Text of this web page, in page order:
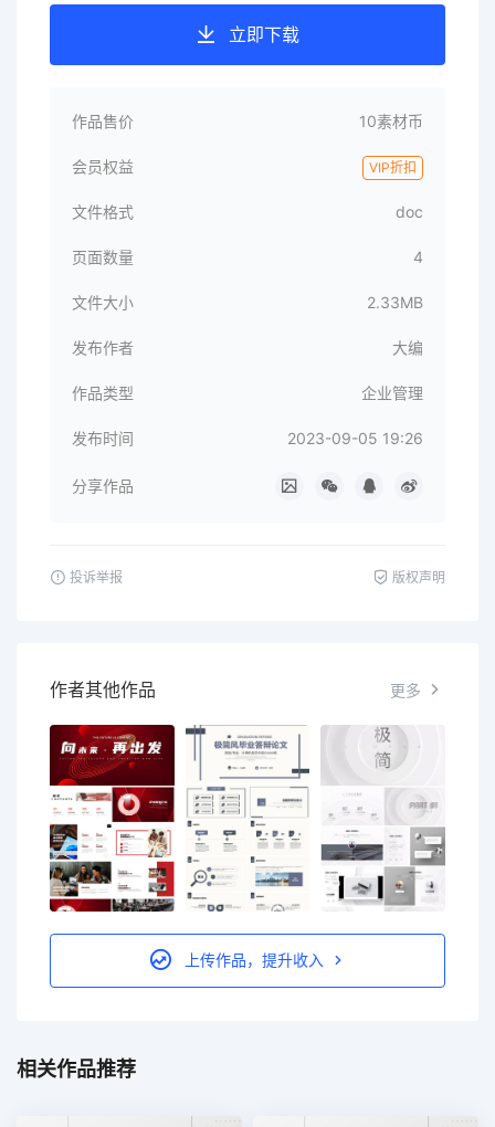
立即下载
作品售价 10素材币
会员权益 VIP折扣
文件格式 doc
页面数量 4
文件大小 2.33MB
发布作者 大编
作品类型 企业管理
发布时间 2023-09-05 19:26
分享作品
投诉举报 版权声明
作者其他作品 更多
上传作品，提升收入
相关作品推荐